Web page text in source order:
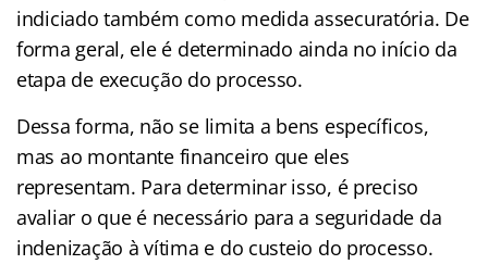
indiciado também como medida assecuratória. De
forma geral, ele é determinado ainda no início da
etapa de execução do processo.
Dessa forma, não se limita a bens específicos,
mas ao montante financeiro que eles
representam. Para determinar isso, é preciso
avaliar o que é necessário para a seguridade da
indenização à vítima e do custeio do processo.